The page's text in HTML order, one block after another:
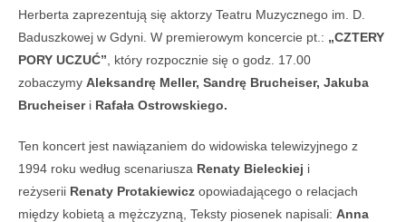
Herberta zaprezentują się aktorzy Teatru Muzycznego im. D.
Baduszkowej w Gdyni. W premierowym koncercie pt.: „CZTERY
PORY UCZUĆ” , który rozpocznie się o godz. 17.00
zobaczymy Aleksandrę Meller, Sandrę Brucheiser, Jakuba
Brucheiser i Rafała Ostrowskiego.
Ten koncert jest nawiązaniem do widowiska telewizyjnego z
1994 roku według scenariusza Renaty Bieleckiej i
reżyserii Renaty Protakiewicz opowiadającego o relacjach
między kobietą a mężczyzną, Teksty piosenek napisali: Anna